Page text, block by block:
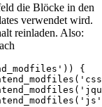
die Blöcke in den
verwendet wird.
reinladen. Also:
{